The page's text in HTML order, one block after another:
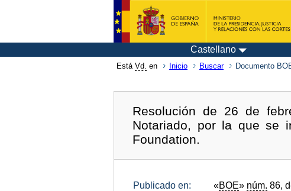
Castellano
Está Vd. en Inicio Buscar Documento
Resolución de 26 de
Notariado, por la que se
Foundation.
Publicado en: «BOE» núm. 86,